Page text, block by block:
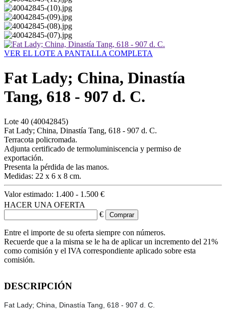
VER EL LOTE A PANTALLA COMPLETA
Fat Lady; China, Dinastía
Tang, 618 - 907 d. C.
Lote 40 (40042845)
Fat Lady; China, Dinastía Tang, 618 - 907 d. C.
Terracota policromada.
Adjunta certificado de termoluminiscencia y permiso de
exportación.
Presenta la pérdida de las manos.
Medidas: 22 x 6 x 8 cm.
Valor estimado: 1.400 - 1.500 €
HACER UNA OFERTA
€
Entre el importe de su oferta siempre con números.
Recuerde que a la misma se le ha de aplicar un incremento del 21%
como comisión y el IVA correspondiente aplicado sobre esta
comisión.
DESCRIPCIÓN
Fat Lady; China, Dinastía Tang, 618 - 907 d. C.